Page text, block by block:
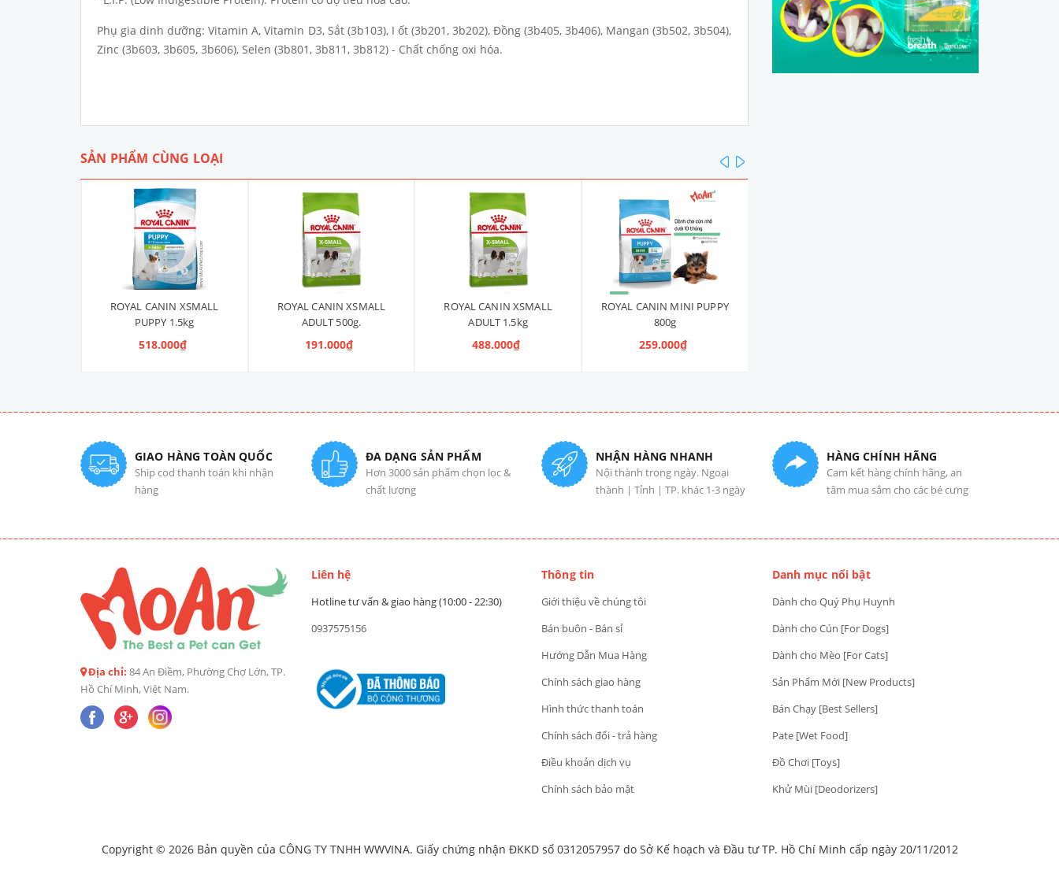
Phụ gia dinh dưỡng: Vitamin A, Vitamin D3, Sắt (3b103), I ốt (3b201, 3b202), Đồng (3b405, 3b406), Mangan (3b502, 3b504),
Zinc (3b603, 3b605, 3b606), Selen (3b801, 3b811, 3b812) - Chất chống oxi hóa.
SẢN PHẨM CÙNG LOẠI
ROYAL CANIN XSMALL
PUPPY 1.5kg
518.000₫
ROYAL CANIN XSMALL
ADULT 500g.
191.000₫
ROYAL CANIN XSMALL
ADULT 1.5kg
488.000₫
ROYAL CANIN MINI PUPPY
800g
259.000₫
prev
GIAO HÀNG TOÀN QUỐC
Ship cod thanh toán khi nhận
hàng
ĐA DẠNG SẢN PHẨM
Hơn 3000 sản phẩm chọn lọc &
chất lượng
NHẬN HÀNG NHANH
Nội thành trong ngày. Ngoại
thành | Tỉnh | TP. khác 1-3 ngày
HÀNG CHÍNH HÃNG
Cam kết hàng chính hãng, an
tâm mua sắm cho các bé cưng
Địa chỉ: 84 An Điềm, Phường Chợ Lớn, TP.
Hồ Chí Minh, Việt Nam.
Liên hệ
Hotline tư vấn & giao hàng (10:00 - 22:30)
0937575156
Thông tin
Giới thiệu về chúng tôi
Bán buôn - Bán sỉ
Hướng Dẫn Mua Hàng
Chính sách giao hàng
Hình thức thanh toán
Chính sách đổi - trả hàng
Điều khoản dịch vụ
Chính sách bảo mật
Danh mục nổi bật
Dành cho Quý Phụ Huynh
Dành cho Cún [For Dogs]
Dành cho Mèo [For Cats]
Sản Phẩm Mới [New Products]
Bán Chạy [Best Sellers]
Pate [Wet Food]
Đồ Chơi [Toys]
Khử Mùi [Deodorizers]
Copyright © 2026 Bản quyền của CÔNG TY TNHH WWVINA. Giấy chứng nhận ĐKKD số 0312057957 do Sở Kế hoạch và Đầu tư TP. Hồ Chí Minh cấp ngày 20/11/2012